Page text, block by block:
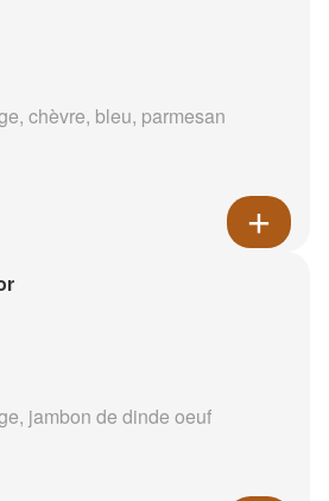
chèvre, bleu, parmesan
jambon de dinde oeuf